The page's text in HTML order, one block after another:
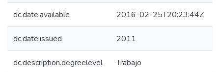
dc.date.available 2016-02-25T20:23:44Z
dc.date.issued 2011
dc.description.degreelevel Trabajo